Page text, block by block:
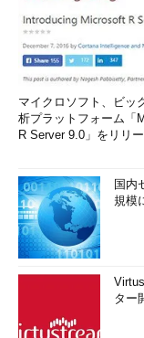
マイクロソフト、ビッ
析プラットフォーム「
R Server 9.0」をリリ
国内
規模
ター